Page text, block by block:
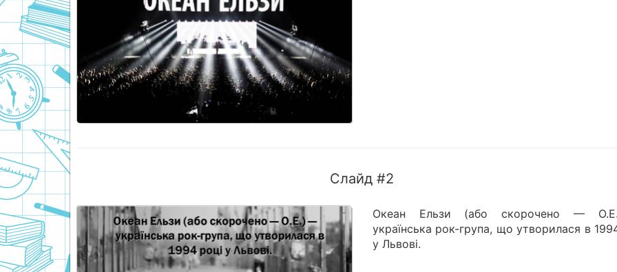
Слайд #2
Океан Ельзи (або скорочено —
українська рок-група, що утворилася в
у Львові.